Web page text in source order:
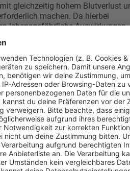
gleichzeitig hohem Blutverlust
machen. Da hierbei
lebensgefährliche Auswirkungen
schwerwiegenden
Dortmundgerufen und genutzt
Stürzen) wie Bänderrisse,
sowie Brüche oder
anderen neurologischen